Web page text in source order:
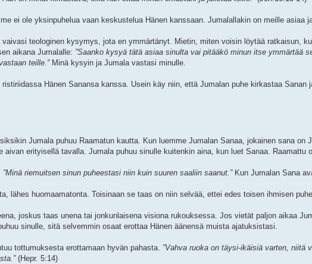
ei ole yksinpuhelua vaan keskustelua Hänen kanssaan. Jumalallakin on meille asiaa
vaivasi teologinen kysymys, jota en ymmärtänyt. Mietin, miten voisin löytää ratkaisun,
aikana Jumalalle: ”Saanko kysyä tätä asiaa sinulta vai pitääkö minun itse ymmärtää
teille.”Minä kysyin ja Jumala vastasi minulle.
Hänen Sanansa kanssa. Usein käy niin, että Jumalan puhe kirkastaa Sanan
Jumala puhuu Raamatun kautta. Kun luemme Jumalan Sanaa, jokainen sana on
aivan erityisellä tavalla. Jumala puhuu sinulle kuitenkin aina, kun luet Sanaa. Raamattu
”Minä riemuitsen sinun puheestasi niin kuin suuren saaliin saanut.” Kun Jumalan Sana
lähes huomaamatonta. Toisinaan se taas on niin selvää, ettei edes toisen ihmisen
joskus taas unena tai jonkunlaisena visiona rukouksessa. Jos vietät paljon aikaa
sinulle, sitä selvemmin osaat erottaa Hänen äänensä muista ajatuksistasi.
tottumuksesta erottamaan hyvän pahasta. ”Vahva ruoka on täysi-ikäisiä varten, niitä
(Hepr. 5:14)